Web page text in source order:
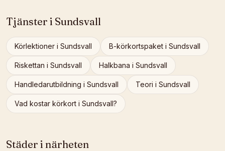
Tjänster i Sundsvall
Körlektioner i Sundsvall B-körkortspaket i Sundsvall
Riskettan i Sundsvall Halkbana i Sundsvall
Handledarutbildning i Sundsvall Teori i Sundsvall
Vad kostar körkort i Sundsvall?
Städer i närheten